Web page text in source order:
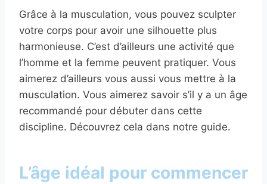
Grâce à la musculation, vous pouvez sculpter
votre corps pour avoir une silhouette plus
harmonieuse. C’est d’ailleurs une activité que
l’homme et la femme peuvent pratiquer. Vous
aimerez d’ailleurs vous aussi vous mettre à la
musculation. Vous aimerez savoir s’il y a un âge
recommandé pour débuter dans cette
discipline. Découvrez cela dans notre guide.
L’âge idéal pour commencer